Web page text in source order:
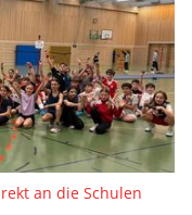
an die Schulen